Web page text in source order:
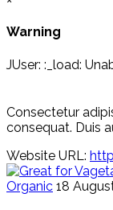
Warning
JUser: :_load:
Consectetur
consequat. Duis
Website URL:
Organic 18